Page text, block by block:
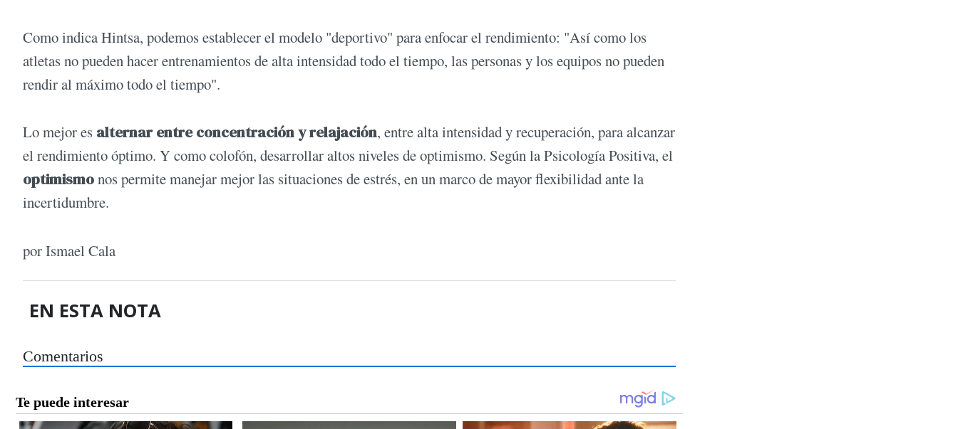
Como indica Hintsa, podemos establecer el modelo "deportivo" para enfocar el rendimiento: "Así como los
atletas no pueden hacer entrenamientos de alta intensidad todo el tiempo, las personas y los equipos no pueden
rendir al máximo todo el tiempo".
Lo mejor es alternar entre concentración y relajación, entre alta intensidad y recuperación, para alcanzar
el rendimiento óptimo. Y como colofón, desarrollar altos niveles de optimismo. Según la Psicología Positiva, el
optimismonos permite manejar mejor las situaciones de estrés, en un marco de mayor flexibilidad ante la
incertidumbre.
por Ismael Cala
EN ESTA NOTA
Comentarios